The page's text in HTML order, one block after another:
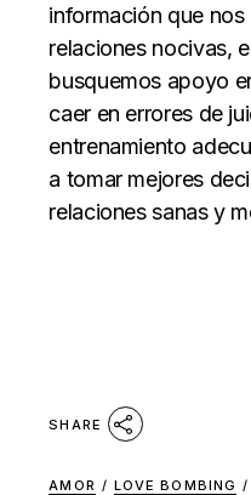
información que
relaciones nocivas,
busquemos apoyo
caer en errores de
entrenamiento
a tomar mejores
relaciones sanas y
SHARE
AMOR / LOVE BOMBING /